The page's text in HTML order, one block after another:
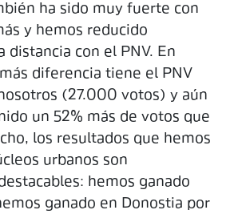
ha sido muy fuerte con
y hemos reducido
distancia con el PNV. En
diferencia tiene el PNV
(27.000 votos) y aún
un 52% más de votos que
los resultados que hemos
urbanos son
hemos ganado
ganado en Donostia por